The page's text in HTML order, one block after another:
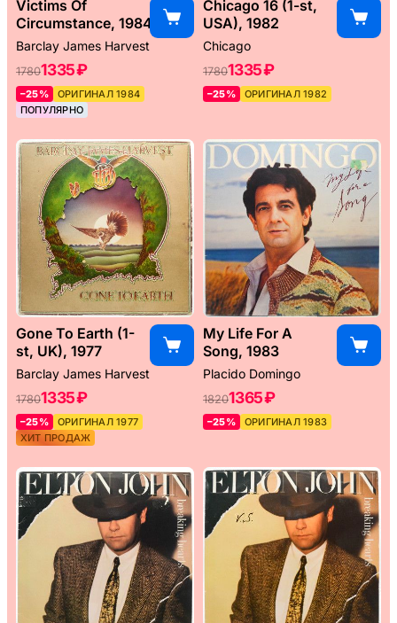
Victims Of
Circumstance, 1984
Barclay James Harvest
17801335 ₽
–25%
ОРИГИНАЛ 1984
ПОПУЛЯРНО
Chicago 16 (1-st,
USA), 1982
Chicago
17801335 ₽
–25% ОРИГИНАЛ 1982
Gone To Earth (1-
st, UK), 1977
Barclay James Harvest
17801335 ₽
–25%
ОРИГИНАЛ 1977
ХИТ ПРОДАЖ
My Life For A
Song, 1983
Placido Domingo
18201365 ₽
–25% ОРИГИНАЛ 1983